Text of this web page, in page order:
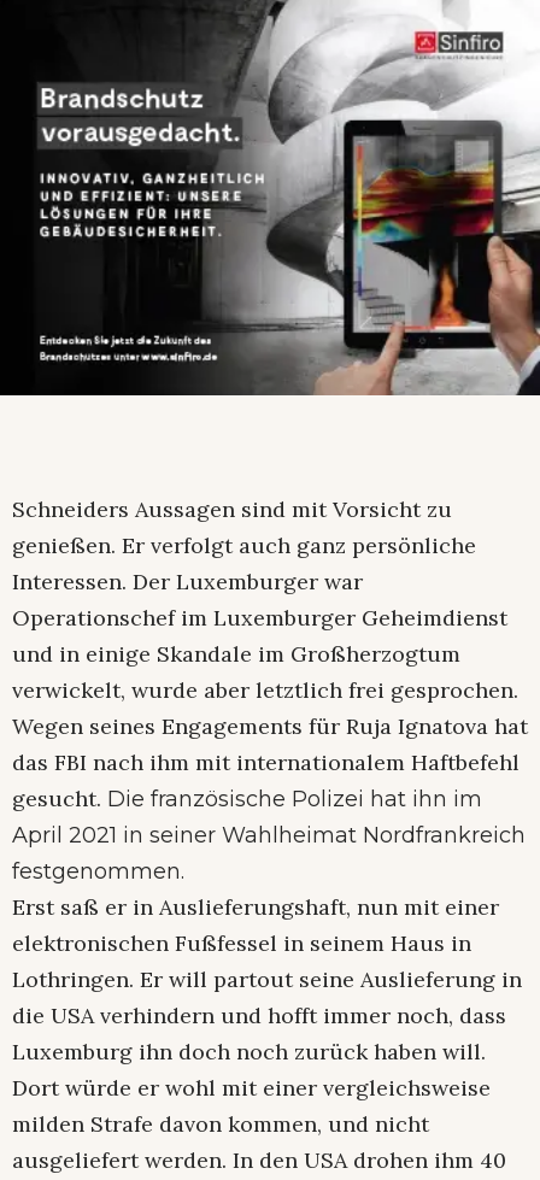
Schneiders Aussagen sind mit Vorsicht zu
genießen. Er verfolgt auch ganz persönliche
Interessen. Der Luxemburger war
Operationschef im Luxemburger Geheimdienst
und in einige Skandale im Großherzogtum
verwickelt, wurde aber letztlich frei gesprochen.
Wegen seines Engagements für Ruja Ignatova hat
das FBI nach ihm mit internationalem Haftbefehl
gesucht. Die französische Polizei hat ihn im
April 2021 in seiner Wahlheimat Nordfrankreich
festgenommen.
Erst saß er in Auslieferungshaft, nun mit einer
elektronischen Fußfessel in seinem Haus in
Lothringen. Er will partout seine Auslieferung in
die USA verhindern und hofft immer noch, dass
Luxemburg ihn doch noch zurück haben will.
Dort würde er wohl mit einer vergleichsweise
milden Strafe davon kommen, und nicht
ausgeliefert werden. In den USA drohen ihm 40